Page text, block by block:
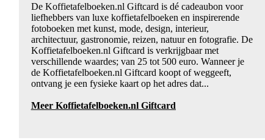
De Koffietafelboeken.nl Giftcard is dé cadeaubon voor
liefhebbers van luxe koffietafelboeken en inspirerende
fotoboeken met kunst, mode, design, interieur,
architectuur, gastronomie, reizen, natuur en fotografie. De
Koffietafelboeken.nl Giftcard is verkrijgbaar met
verschillende waardes; van 25 tot 500 euro. Wanneer je
de Koffietafelboeken.nl Giftcard koopt of weggeeft,
ontvang je een fysieke kaart op het adres dat...
Meer Koffietafelboeken.nl Giftcard